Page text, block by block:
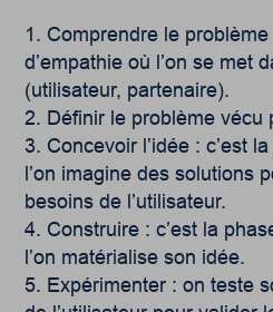
Comprendre le problème
d’empathie où l’on se met
(utilisateur, partenaire).
Définir le problème vécu
Concevoir l’idée : c’est
l’on imagine des solutions
besoins de l’utilisateur.
Construire : c’est la
l’on matérialise son idée.
Expérimenter : on teste